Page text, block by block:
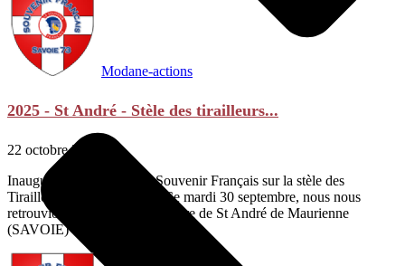
Modane-actions
2025 - St André - Stèle des tirailleurs...
22 octobre 2025
Inauguration de la plaque Souvenir Français sur la stèle des
Tirailleurs Marocains 1944 Ce mardi 30 septembre, nous nous
retrouvions en présence du maire de St André de Maurienne
(SAVOIE) de la...